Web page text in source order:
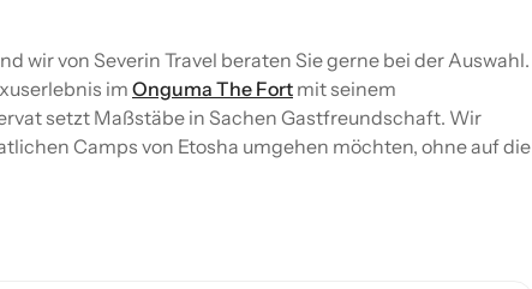
wir von Severin Travel beraten Sie gerne bei der Auswahl.
im Onguma The Fort mit seinem
setzt Maßstäbe in Sachen Gastfreundschaft. Wir
Camps von Etosha umgehen möchten, ohne auf die